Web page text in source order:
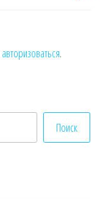
авторизоваться.
Поиск